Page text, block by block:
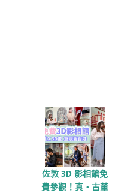
佐敦 3D 影相館免
費參觀！真‧古董